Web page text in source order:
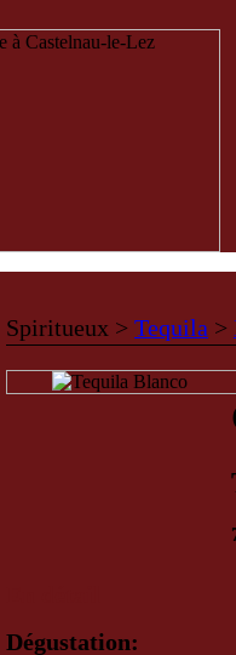
Spiritueux > Tequila >
Dégustation: